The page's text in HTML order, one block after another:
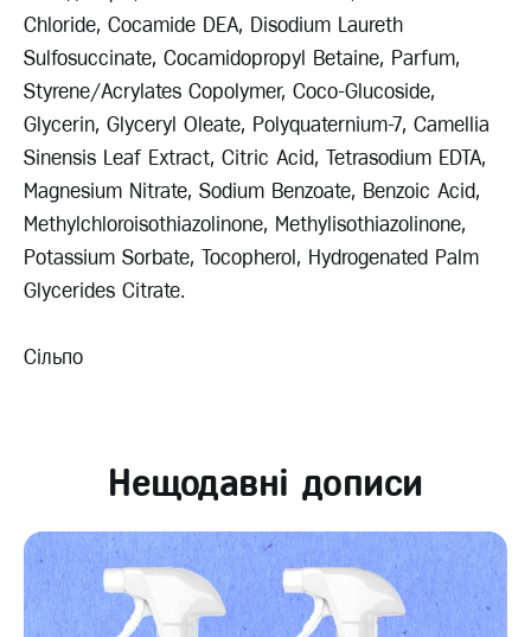
Chloride, Cocamide DEA, Disodium Laureth
Sulfosuccinate, Cocamidopropyl Betaine, Parfum,
Styrene/Acrylates Copolymer, Coco-Glucoside,
Glycerin, Glyceryl Oleate, Polyquaternium-7, Camellia
Sinensis Leaf Extract, Citric Acid, Tetrasodium EDTA,
Magnesium Nitrate, Sodium Benzoate, Benzoic Acid,
Methylchloroisothiazolinone, Methylisothiazolinone,
Potassium Sorbate, Tocopherol, Hydrogenated Palm
Glycerides Citrate.
Сільпо
Нещодавні дописи